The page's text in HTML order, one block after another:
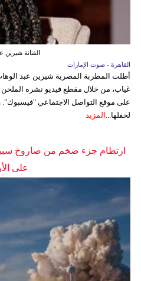
الفنانة شيرين
القاهرة - صوت الإمارات
أطلت المطربة المصرية شيرين عبد
غياب، من خلال مقطع فيديو نشره
على موقع التواصل الاجتماعي
لحفلها... المزيد
ارتطام جزء ضخم من صاروخ
على